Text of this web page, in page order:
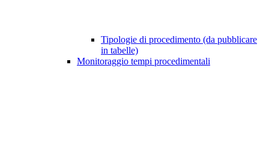
Tipologie di procedimento (da pubblicare
in tabelle)
Monitoraggio tempi procedimentali